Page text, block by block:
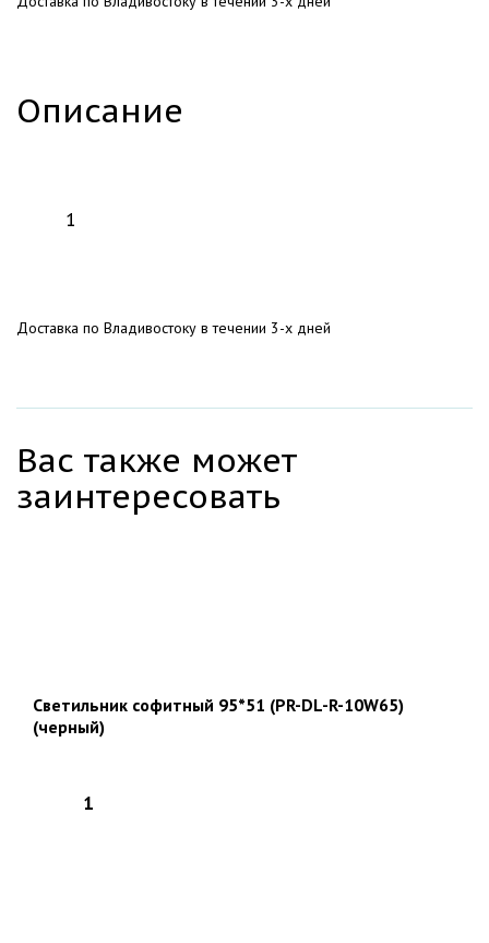
Описание
Доставка по Владивостоку в течении 3-х дней
Вас также может
заинтересовать
Светильник софитный 95*51 (PR-DL-R-10W65)
(черный)